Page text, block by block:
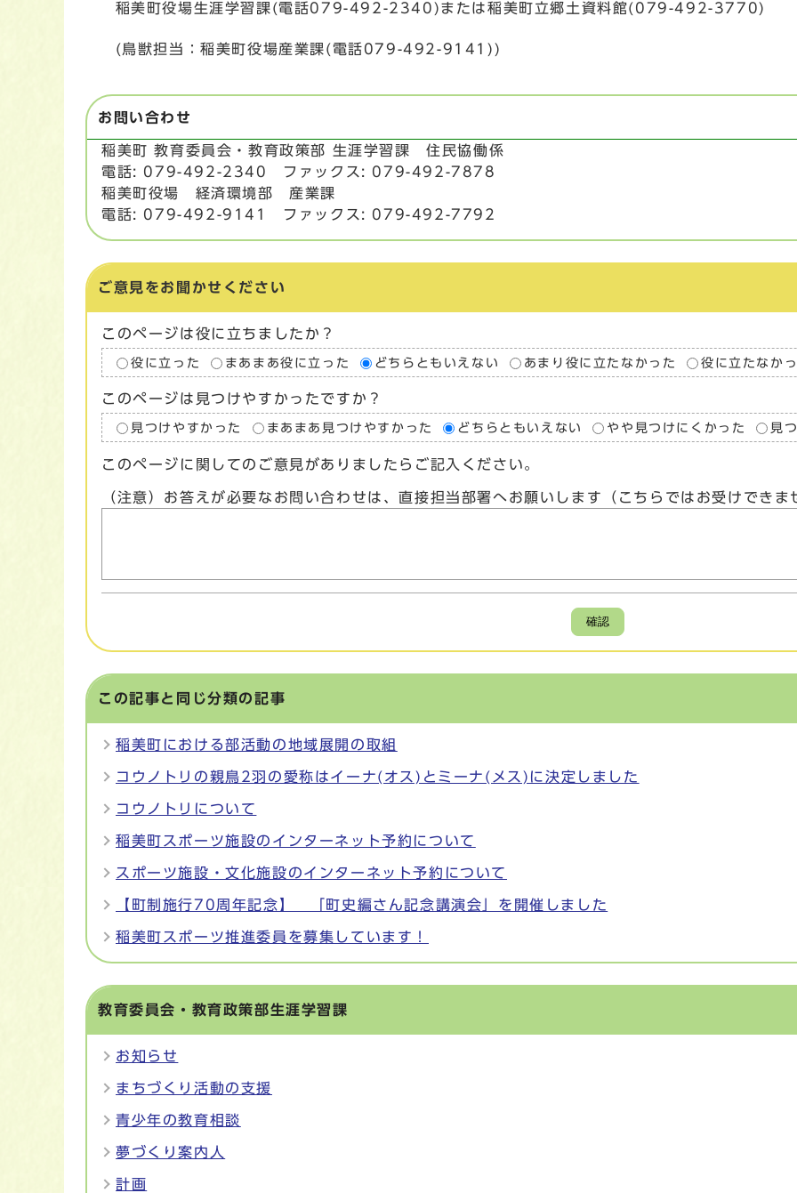
稲美町役場生涯学習課(電話079-492-2340)または稲美町立郷土資料館(079-492-3770)
(鳥獣担当：稲美町役場産業課(電話079-492-9141))
お問い合わせ
稲美町 教育委員会・教育政策部 生涯学習課 住民協働係
電話: 079-492-2340 ファックス: 079-492-7878
稲美町役場 経済環境部 産業課
電話: 079-492-9141 ファックス: 079-492-7792
ご意見をお聞かせください
このページは役に立ちましたか？
役に立った まあまあ役に立った どちらともいえない あまり役に立たなかった 役に立たなか
このページは見つけやすかったですか？
見つけやすかった まあまあ見つけやすかった どちらともいえない やや見つけにくかった 見
このページに関してのご意見がありましたらご記入ください。
（注意）お答えが必要なお問い合わせは、直接担当部署へお願いします（こちらではお受けできま
確認
この記事と同じ分類の記事
稲美町における部活動の地域展開の取組
コウノトリの親鳥2羽の愛称はイーナ(オス)とミーナ(メス)に決定しました
コウノトリについて
稲美町スポーツ施設のインターネット予約について
スポーツ施設・文化施設のインターネット予約について
【町制施行70周年記念】 「町史編さん記念講演会」を開催しました
稲美町スポーツ推進委員を募集しています！
教育委員会・教育政策部生涯学習課
お知らせ
まちづくり活動の支援
青少年の教育相談
夢づくり案内人
計画